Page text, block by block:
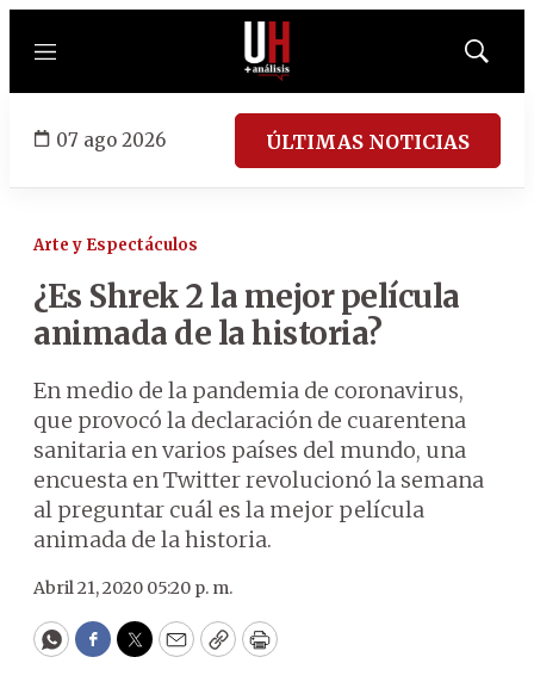
Menú
Mostrar
07 ago 2026 ÚLTIMAS NOTICIAS
Arte y Espectáculos
¿Es Shrek 2 la mejor película
animada de la historia?
En medio de la pandemia de coronavirus,
que provocó la declaración de cuarentena
sanitaria en varios países del mundo, una
encuesta en Twitter revolucionó la semana
al preguntar cuál es la mejor película
animada de la historia.
Abril 21, 2020 05:20 p. m.
WhatsApp
Facebook
Twitter
EmailCopyPrint